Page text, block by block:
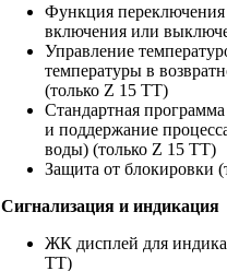
Функция переключения
включения или
Управление
температуры в
(только Z 15 TT)
Стандартная
и поддержание
воды) (только Z 15 TT)
Защита от блокировки
Сигнализация и индикация
ЖК дисплей для
TT)